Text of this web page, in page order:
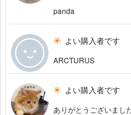
panda
よい購入者です
ARCTURUS
よい購入者です
ありがとうございまし